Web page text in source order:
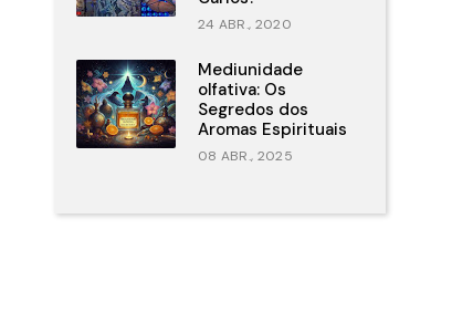
24 ABR., 2020
Mediunidade
olfativa: Os
Segredos dos
Aromas Espirituais
08 ABR., 2025